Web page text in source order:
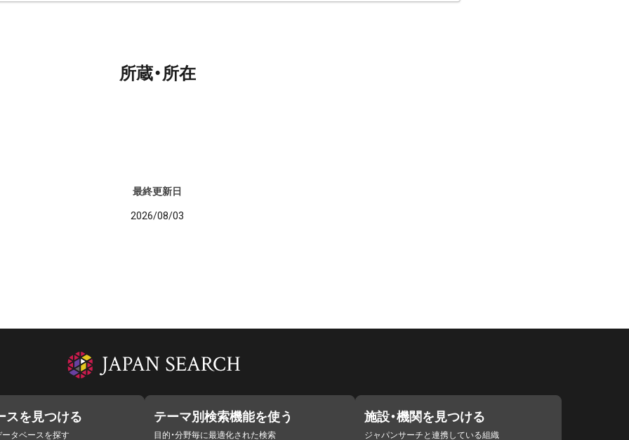
所蔵・所在
最終更新日
2026/08/03
スを見つける
タベースを探す
テーマ別検索機能を使う
目的・分野毎に最適化された検索
施設・機関を見つける
ジャパンサーチと連携している組織